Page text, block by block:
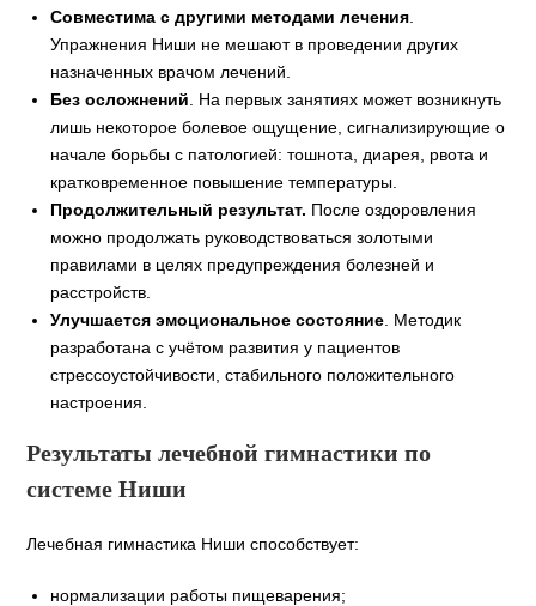
Совместима с другими методами лечения
Упражнения Ниши не мешают в проведении других
назначенных врачом лечений.
Без осложнений . На первых занятиях может возникнуть
лишь некоторое болевое ощущение, сигнализирующие о
начале борьбы с патологией: тошнота, диарея, рвота и
кратковременное повышение температуры.
Продолжительный результат. После оздоровления
можно продолжать руководствоваться золотыми
правилами в целях предупреждения болезней и
расстройств.
Улучшается эмоциональное состояние . Методик
разработана с учётом развития у пациентов
стрессоустойчивости, стабильного положительного
настроения.
Результаты лечебной гимнастики по
системе Ниши
Лечебная гимнастика Ниши способствует:
нормализации работы пищеварения;